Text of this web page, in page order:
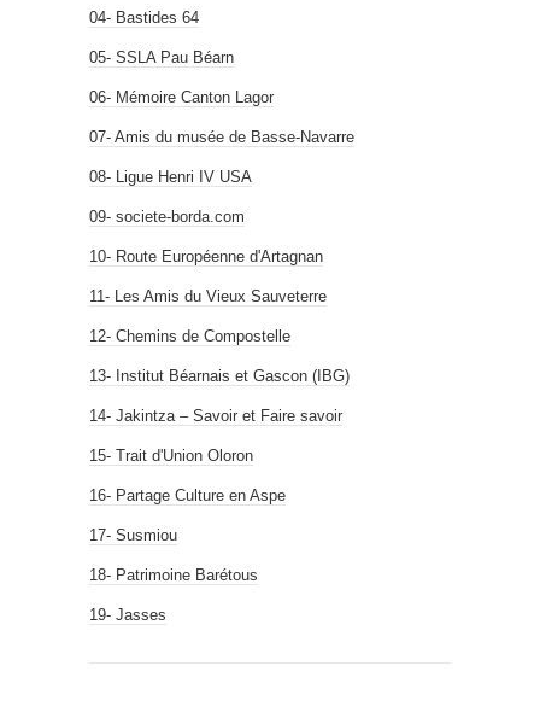
04- Bastides 64
05- SSLA Pau Béarn
06- Mémoire Canton Lagor
07- Amis du musée de Basse-Navarre
08- Ligue Henri IV USA
09- societe-borda.com
10- Route Européenne d'Artagnan
11- Les Amis du Vieux Sauveterre
12- Chemins de Compostelle
13- Institut Béarnais et Gascon (IBG)
14- Jakintza – Savoir et Faire savoir
15- Trait d'Union Oloron
16- Partage Culture en Aspe
17- Susmiou
18- Patrimoine Barétous
19- Jasses